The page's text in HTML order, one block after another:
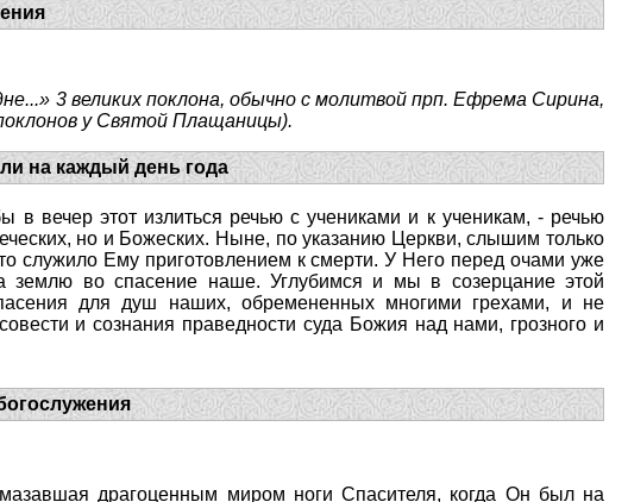
3 великих поклона, обычно с молитвой прп. Ефрема Сирина,
у Святой Плащаницы).
на каждый день года
в вечер этот излиться речью с учениками и к ученикам, - речью
но и Божеских. Ныне, по указанию Церкви, слышим только
служило Ему приготовлением к смерти. У Него перед очами уже
землю во спасение наше. Углубимся и мы в созерцание этой
для душ наших, обремененных многими грехами, и не
и сознания праведности суда Божия над нами, грозного и
драгоценным миром ноги Спасителя, когда Он был на